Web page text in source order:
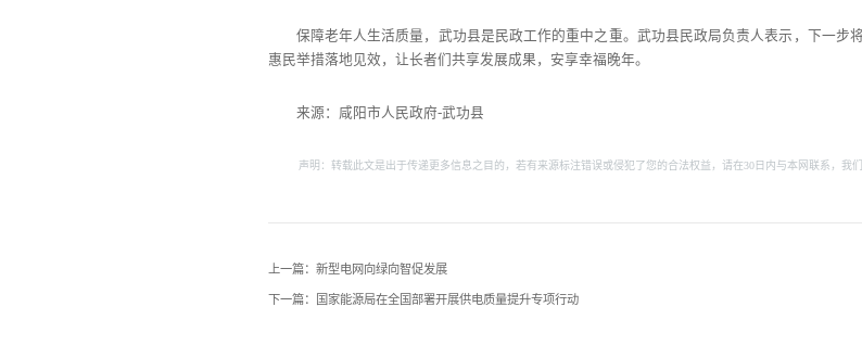
保障老年人生活质量，武功县是民政工作的重中之重。武功县民政局负责人表示，下一步
惠民举措落地见效，让长者们共享发展成果，安享幸福晚年。
来源：咸阳市人民政府-武功县
声明：转载此文是出于传递更多信息之目的，若有来源标注错误或侵犯了您的合法权益，请在30日内与本网联系，我
上一篇：新型电网向绿向智促发展
下一篇：国家能源局在全国部署开展供电质量提升专项行动